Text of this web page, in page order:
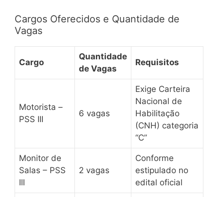
Cargos Oferecidos e Quantidade de
Vagas
Cargo
Quantidade
de Vagas
Requisitos
Motorista –
PSS III
6 vagas
Exige Carteira
Nacional de
Habilitação
(CNH) categoria
“C”
Monitor de
Salas – PSS
III
2 vagas
Conforme
estipulado no
edital oficial